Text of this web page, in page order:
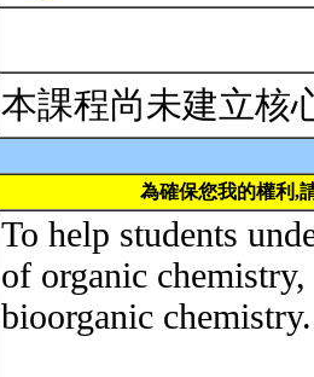
本課程尚未建立核
為確保您我的權利,
To help students
of organic
bioorganic chemistry.